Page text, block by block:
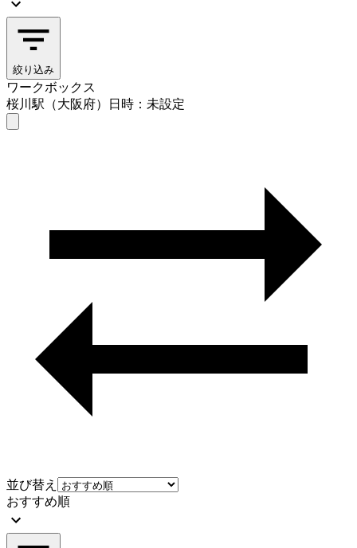
絞り込み
ワークボックス
桜川駅（大阪府）
日時：未設定
並び替え
おすすめ順